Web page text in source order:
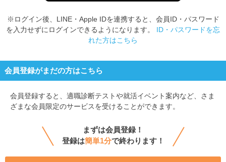
※ログイン後、LINE・Apple IDを連携すると、会員ID・パスワード
を入力せずにログインできるようになります。 ID・パスワードを忘
れた方はこちら
会員登録がまだの方はこちら
会員登録すると、 適職診断テストや就活イベント案内など、さま
ざまな会員限定のサービスを受けることができます。
まずは会員登録！
登録は簡単1分で終わります！